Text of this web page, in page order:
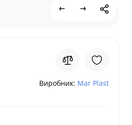
Виробник: Mar Plast